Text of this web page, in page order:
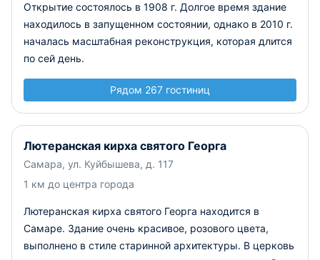
Открытие состоялось в 1908 г. Долгое время здание
находилось в запущенном состоянии, однако в 2010 г.
началась масштабная реконструкция, которая длится
по сей день.
Рядом 267 гостиниц
Лютеранская кирха святого Георга
Самара, ул. Куйбышева, д. 117
1 км до центра города
Лютеранская кирха святого Георга находится в
Самаре. Здание очень красивое, розового цвета,
выполнено в стиле старинной архитектуры. В церковь